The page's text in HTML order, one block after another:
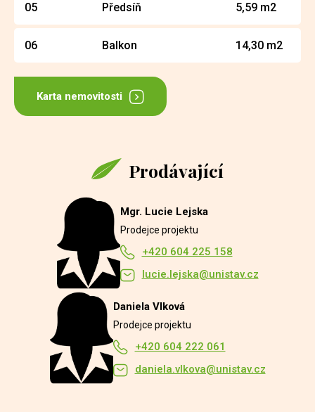
05 Předsíň 5,59 m2
06 Balkon 14,30 m2
Karta nemovitosti
Prodávající
Mgr. Lucie Lejska
Prodejce projektu
+420 604 225 158
lucie.lejska@unistav.cz
Daniela Vlková
Prodejce projektu
+420 604 222 061
daniela.vlkova@unistav.cz